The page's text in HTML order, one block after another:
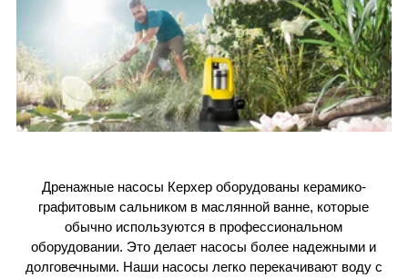
Дренажные насосы Керхер оборудованы керамико-
графитовым сальником в маслянной ванне, которые
обычно используются в профессиональном
оборудовании. Это делает насосы более надежными и
долговечными. Наши насосы легко перекачивают воду с